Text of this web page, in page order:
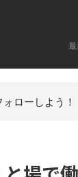
ォローしよう！